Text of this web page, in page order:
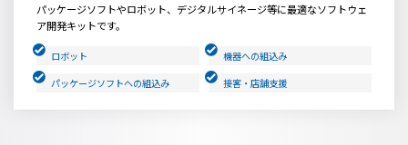
パッケージソフトやロボット、デジタルサイネージ等に最適なソフトウェ
ア開発キットです。
ロボット
機器への組込み
パッケージソフトへの組込み
接客・店舗支援